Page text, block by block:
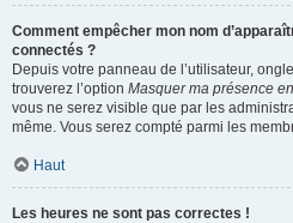
Comment empêcher mon nom
connectés ?
Depuis votre panneau de l’utilisateur,
trouverez l’option Masquer ma présence
vous ne serez visible que par les
même. Vous serez compté parmi les
Haut
Les heures ne sont pas correctes !